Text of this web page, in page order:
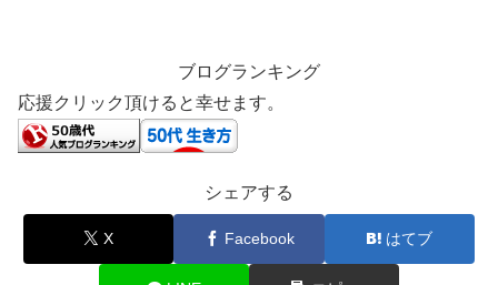
ブログランキング
応援クリック頂けると幸せます。
シェアする
X Facebook はてブ